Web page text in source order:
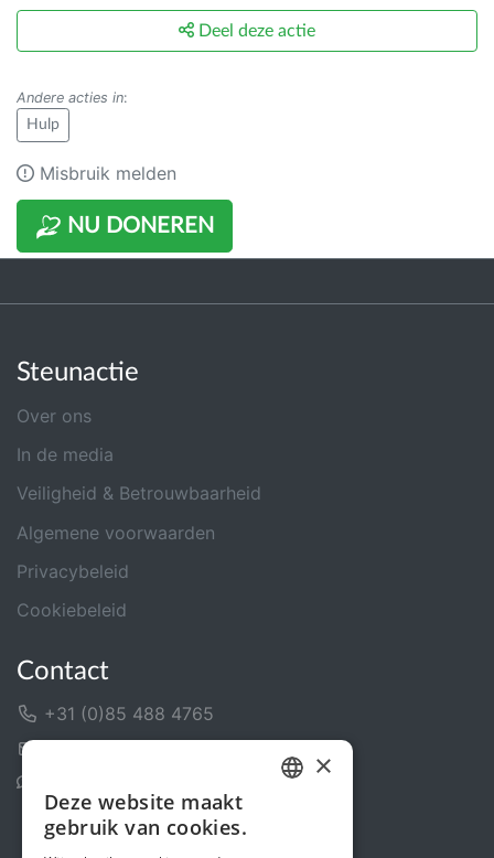
NU DONEREN
Deel deze actie
Andere acties in:
Hulp
Misbruik melden
Steunactie
Over ons
In de media
Veiligheid & Betrouwbaarheid
Algemene voorwaarden
Privacybeleid
Cookiebeleid
Contact
+31 (0)85 488 4765
×
Deze website maakt
gebruik van cookies.